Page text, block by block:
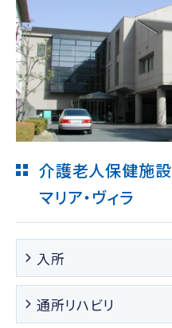
介護老人保健施設
マリア・ヴィラ
入所
通所リハビリ